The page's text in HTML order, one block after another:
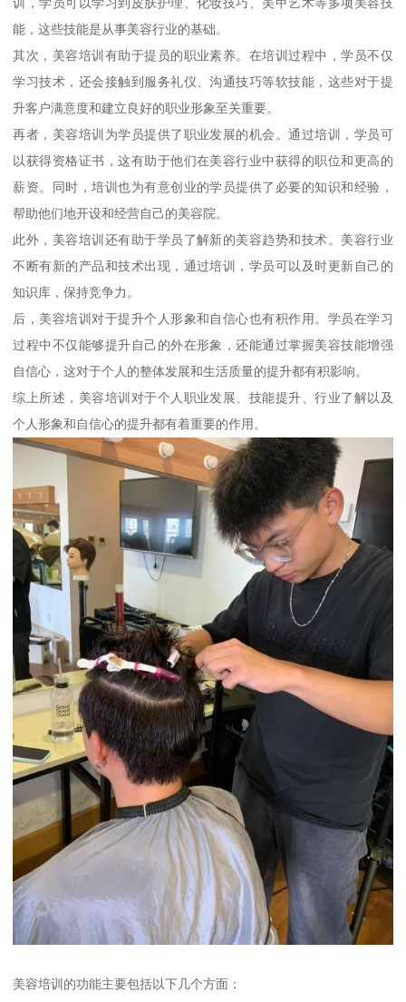
能，这些技能是从事美容行业的基础。
其次，美容培训有助于提员的职业素养。在培训过程中，学员不仅
学习技术，还会接触到服务礼仪、沟通技巧等软技能，这些对于提
升客户满意度和建立良好的职业形象至关重要。
再者，美容培训为学员提供了职业发展的机会。通过培训，学员可
以获得资格证书，这有助于他们在美容行业中获得的职位和更高的
薪资。同时，培训也为有意创业的学员提供了必要的知识和经验，
帮助他们地开设和经营自己的美容院。
此外，美容培训还有助于学员了解新的美容趋势和技术。美容行业
不断有新的产品和技术出现，通过培训，学员可以及时更新自己的
知识库，保持竞争力。
后，美容培训对于提升个人形象和自信心也有积作用。学员在学习
过程中不仅能够提升自己的外在形象，还能通过掌握美容技能增强
自信心，这对于个人的整体发展和生活质量的提升都有积影响。
综上所述，美容培训对于个人职业发展、技能提升、行业了解以及
个人形象和自信心的提升都有着重要的作用。
美容培训的功能主要包括以下几个方面：